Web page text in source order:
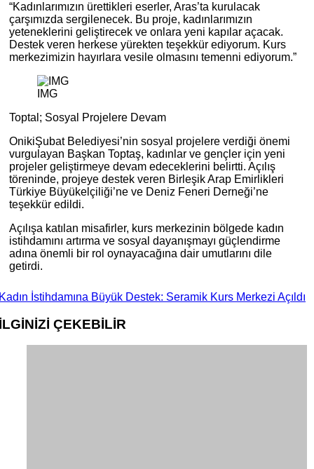
“Kadınlarımızın ürettikleri eserler, Aras’ta kurulacak
çarşımızda sergilenecek. Bu proje, kadınlarımızın
yeteneklerini geliştirecek ve onlara yeni kapılar açacak.
Destek veren herkese yürekten teşekkür ediyorum. Kurs
merkezimizin hayırlara vesile olmasını temenni ediyorum.”
IMG
Toptal; Sosyal Projelere Devam
OnikiŞubat Belediyesi’nin sosyal projelere verdiği önemi
vurgulayan Başkan Toptaş, kadınlar ve gençler için yeni
projeler geliştirmeye devam edeceklerini belirtti. Açılış
töreninde, projeye destek veren Birleşik Arap Emirlikleri
Türkiye Büyükelçiliği’ne ve Deniz Feneri Derneği’ne
teşekkür edildi.
Açılışa katılan misafirler, kurs merkezinin bölgede kadın
istihdamını artırma ve sosyal dayanışmayı güçlendirme
adına önemli bir rol oynayacağına dair umutlarını dile
getirdi.
İstihdamına Büyük Destek: Seramik Kurs Merkezi Açıldı
ÇEKEBİLİR